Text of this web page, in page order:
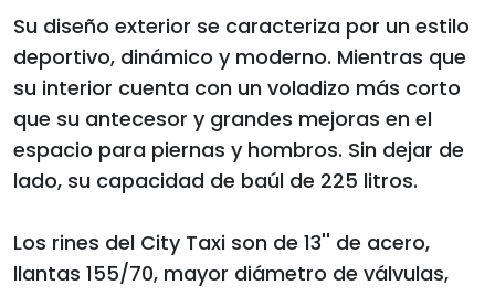
Su diseño exterior se caracteriza por un estilo
deportivo, dinámico y moderno. Mientras que
su interior cuenta con un voladizo más corto
que su antecesor y grandes mejoras en el
espacio para piernas y hombros. Sin dejar de
lado, su capacidad de baúl de 225 litros.
Los rines del City Taxi son de 13'' de acero,
llantas 155/70, mayor diámetro de válvulas,